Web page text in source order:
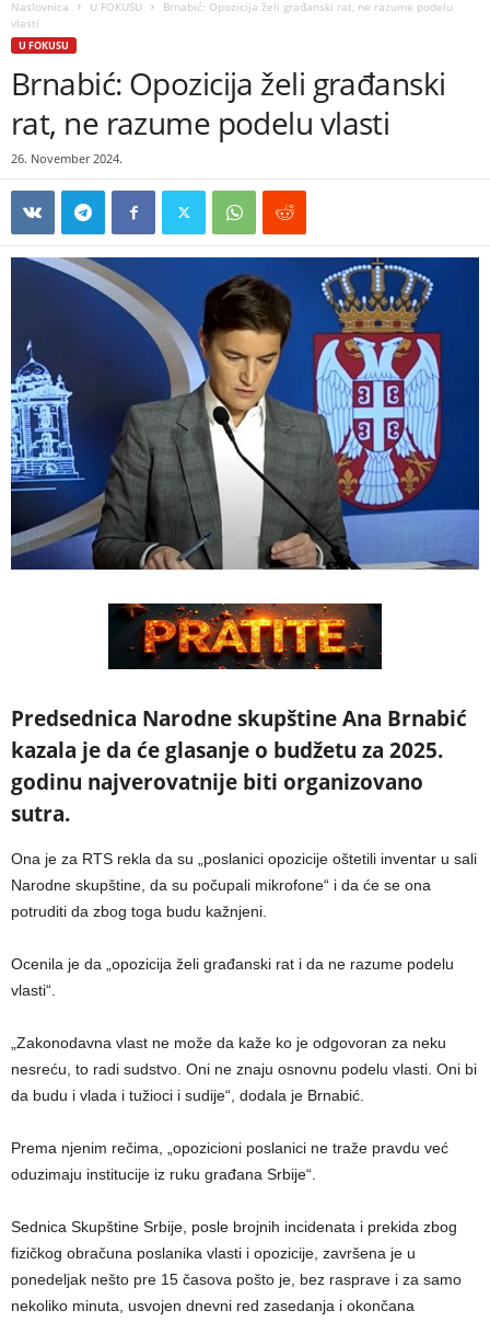
Naslovnica U FOKUSU
Brnabić: Opozicija želi građanski rat, ne razume podelu
vlasti
U FOKUSU
Brnabić: Opozicija želi građanski
rat, ne razume podelu vlasti
26. November 2024.
Predsednica Narodne skupštine Ana Brnabić
kazala je da će glasanje o budžetu za 2025.
godinu najverovatnije biti organizovano
sutra.
Ona je za RTS rekla da su „poslanici opozicije oštetili inventar u sali
Narodne skupštine, da su počupali mikrofone“ i da će se ona
potruditi da zbog toga budu kažnjeni.
Ocenila je da „opozicija želi građanski rat i da ne razume podelu
vlasti“.
„Zakonodavna vlast ne može da kaže ko je odgovoran za neku
nesreću, to radi sudstvo. Oni ne znaju osnovnu podelu vlasti. Oni bi
da budu i vlada i tužioci i sudije“, dodala je Brnabić.
Prema njenim rečima, „opozicioni poslanici ne traže pravdu već
oduzimaju institucije iz ruku građana Srbije“.
Sednica Skupštine Srbije, posle brojnih incidenata i prekida zbog
fizičkog obračuna poslanika vlasti i opozicije, završena je u
ponedeljak nešto pre 15 časova pošto je, bez rasprave i za samo
nekoliko minuta, usvojen dnevni red zasedanja i okončana